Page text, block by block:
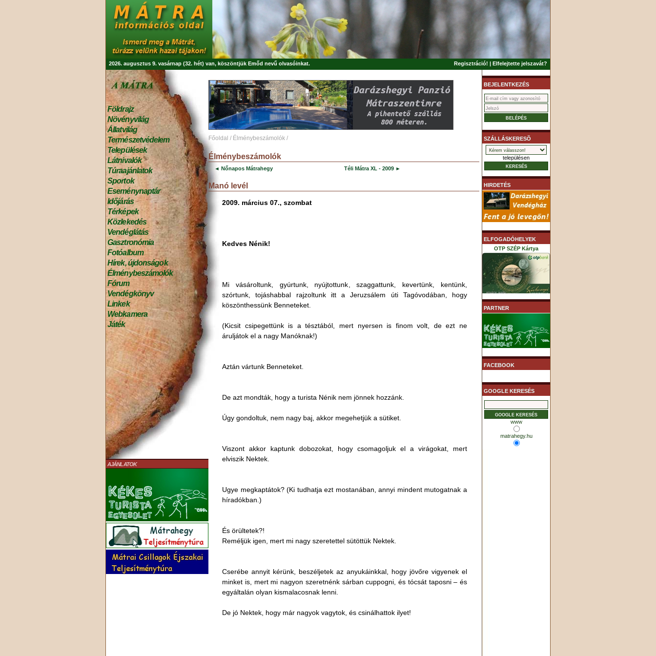
2026. augusztus 9. vasárnap (32. hét) van, köszöntjük Emőd nevű olvasóinkat. Regisztráció! | Elfelejtette jelszavát?
Földrajz
Növényvilág
Állatvilág
Természetvédelem
Települések
Látnivalók
Túraajánlatok
Sportok
Eseménynaptár
Időjárás
Térképek
Közlekedés
Vendéglátás
Gasztronómia
Fotóalbum
Hírek, újdonságok
Élménybeszámolók
Fórum
Vendégkönyv
Linkek
Webkamera
Játék
AJÁNLATOK
Főoldal / Élménybeszámolók /
Élménybeszámolók
◄ Nőnapos Mátrahegy Téli Mátra XL - 2009 ►
Manó levél
2009. március 07., szombat
Kedves Nénik!
Mi vásároltunk, gyúrtunk, nyújtottunk, szaggattunk, kevertünk, kentünk,
szórtunk, tojáshabbal rajzoltunk itt a Jeruzsálem úti Tagóvodában, hogy
köszönthessünk Benneteket.
(Kicsit csipegettünk is a tésztából, mert nyersen is finom volt, de ezt ne
áruljátok el a nagy Manóknak!)
Aztán vártunk Benneteket.
De azt mondták, hogy a turista Nénik nem jönnek hozzánk.
Úgy gondoltuk, nem nagy baj, akkor megehetjük a sütiket.
Viszont akkor kaptunk dobozokat, hogy csomagoljuk el a virágokat, mert
elviszik Nektek.
Ugye megkaptátok? (Ki tudhatja ezt mostanában, annyi mindent mutogatnak a
híradókban.)
És örültetek?!
Reméljük igen, mert mi nagy szeretettel sütöttük Nektek.
Cserébe annyit kérünk, beszéljetek az anyukáinkkal, hogy jövőre vigyenek el
minket is, mert mi nagyon szeretnénk sárban cuppogni, és tócsát taposni – és
egyáltalán olyan kismalacosnak lenni.
De jó Nektek, hogy már nagyok vagytok, és csinálhattok ilyet!
BEJELENTKEZÉS
SZÁLLÁSKERESÕ
településen
HIRDETÉS
ELFOGADÓHELYEK
OTP SZÉP Kártya
K&H SZÉP Kártya
PARTNER
FACEBOOK
GOOGLE KERESÉS
www
matrahegy.hu